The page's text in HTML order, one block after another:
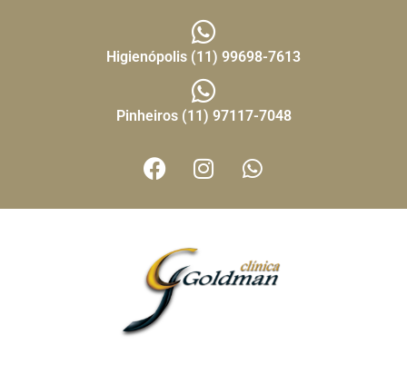
Higienópolis (11) 99698-7613
Pinheiros (11) 97117-7048